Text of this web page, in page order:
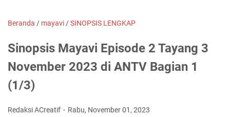
Beranda / mayavi /SINOPSIS LENGKAP
Sinopsis Mayavi Episode 2 Tayang 3
November 2023 di ANTV Bagian 1
(1/3)
Redaksi ACreatif Rabu, November 01, 2023